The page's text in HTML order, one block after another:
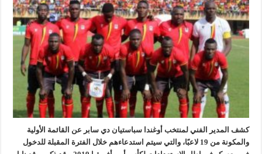
كشف المدير الفني لمنتخب أوغندا سباستيان دي سابر عن القائمة الأولية
والمكونة من 19 لاعبًا، والتي سيتم استدعاءهم خلال الفترة المقبلة للدخول